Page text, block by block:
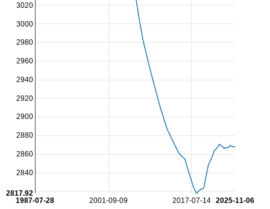
2001-09-09 2017-07-14
1987-07-28 2025-11-06
2840
2860
2880
2900
2920
2940
2960
2980
3000
3020
2817.92